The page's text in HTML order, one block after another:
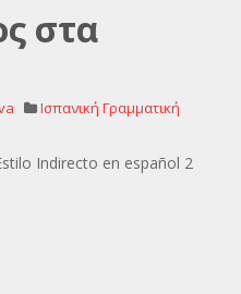
στα
Ισπανική Γραμματική
Indirecto en español 2